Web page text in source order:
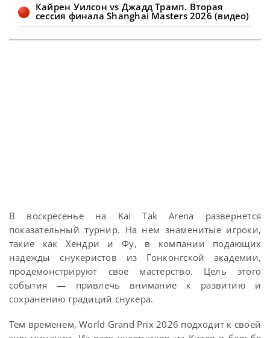
Кайрен Уилсон vs Джадд Трамп. Вторая
сессия финала Shanghai Masters 2026 (видео)
В воскресенье на Kai Tak Arena развернется
показательный турнир. На нем знаменитые игроки,
такие как Хендри и Фу, в компании подающих
надежды снукеристов из Гонконгской академии,
продемонстрируют свое мастерство. Цель этого
события — привлечь внимание к развитию и
сохранению традиций снукера.
Тем временем, World Grand Prix 2026 подходит к своей